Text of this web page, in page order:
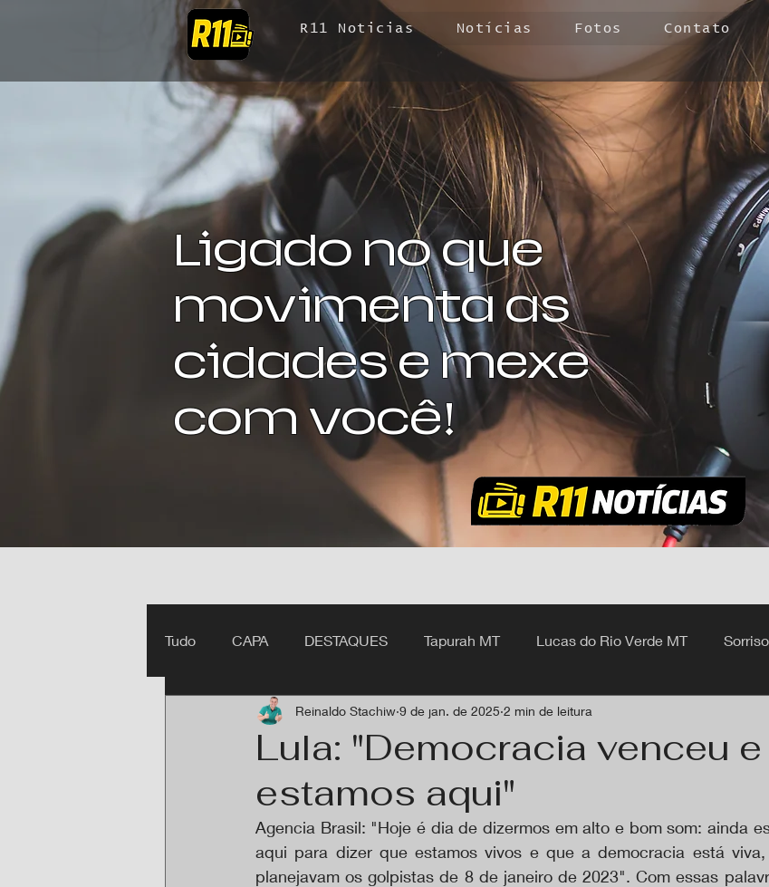
R11 Noticias Notícias Fotos Contato
Ligado no que
movimenta as
cidades e mexe
com você!
Tudo CAPA DESTAQUES Tapurah MT Lucas do Rio Verde MT
Ipiranga do Norte MT Itanhangá MT
Lula: "Democracia venceu
estamos aqui"
Reinaldo Stachiw 9 de jan. de 2025 2 min de leitura
Agencia Brasil: "Hoje é dia de dizermos em alto e bom som: ainda
aqui para dizer que estamos vivos e que a democracia está
planejavam os golpistas de 8 de janeiro de 2023". Com essas